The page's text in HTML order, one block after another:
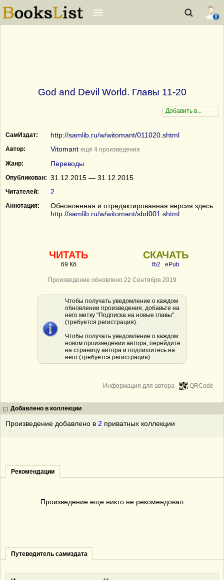
God and Devil World. Главы 11-20
СамИздат: http://samlib.ru/w/witomant/011020.shtml
Автор: Vitomant ещё 4 произведения
Жанр:
Переводы
Опубликован: 31.12.2015 — 31.12.2015
Читателей: 2
Аннотация:
Обновленная и отредактированная версия здесь
http://samlib.ru/w/witomant/sbd001.shtml
ЧИТАТЬ
69 Кб
СКАЧАТЬ
fb2 ePub
Произведение обновлено 22 Сентября 2019
Чтобы получать уведомление о каждом
обновлении произведения, добавьте на
него метку "Подписка на новые главы"
(требуется регистрация).
Чтобы получать уведомление о каждом
новом произведении автора, перейдите
на страницу автора и подпишитесь на
него (требуется регистрация).
QRCode
Информация для автора
Добавлено в коллекции
Произведение добавлено в 2 приватных коллекции
Рекомендации
Произведение еще никто не рекомендовал
Путеводитель самиздата